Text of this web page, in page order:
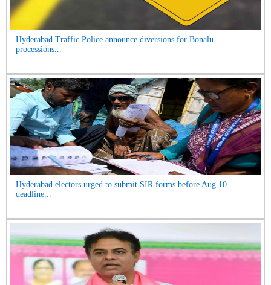
Hyderabad Traffic Police announce diversions for Bonalu
processions...
Hyderabad electors urged to submit SIR forms before Aug 10
deadline...